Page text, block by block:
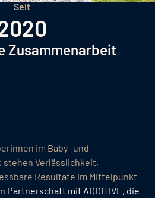
Seit
Zusammenarbeit
im Baby- und
Verlässlichkeit,
Resultate im Mittelpunkt
Partnerschaft mit ADDITIVE, die